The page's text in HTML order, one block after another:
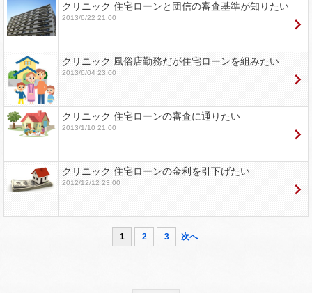
クリニック 住宅ローンと団信の審査基準が知りたい
2013/6/22 21:00
クリニック 風俗店勤務だが住宅ローンを組みたい
2013/6/04 23:00
クリニック 住宅ローンの審査に通りたい
2013/1/10 21:00
クリニック 住宅ローンの金利を引下げたい
2012/12/12 23:00
1 2 3 次へ